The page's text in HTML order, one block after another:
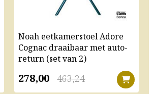
Noah eetkamerstoel Adore
Cognac draaibaar met auto-
return (set van 2)
463,24
278,00